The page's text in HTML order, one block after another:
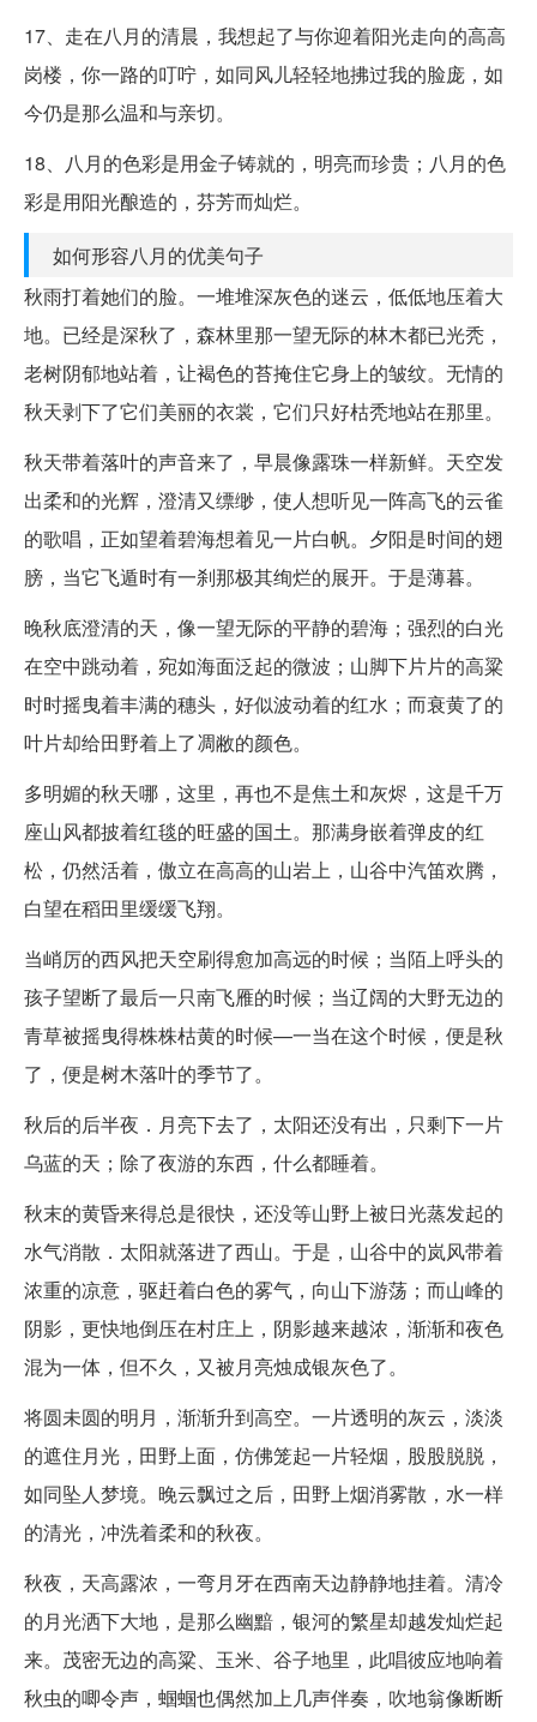
17、走在八月的清晨，我想起了与你迎着阳光走向的高高
岗楼，你一路的叮咛，如同风儿轻轻地拂过我的脸庞，如
今仍是那么温和与亲切。
18、八月的色彩是用金子铸就的，明亮而珍贵；八月的色
彩是用阳光酿造的，芬芳而灿烂。
如何形容八月的优美句子
秋雨打着她们的脸。一堆堆深灰色的迷云，低低地压着大
地。已经是深秋了，森林里那一望无际的林木都已光秃，
老树阴郁地站着，让褐色的苔掩住它身上的皱纹。无情的
秋天剥下了它们美丽的衣裳，它们只好枯秃地站在那里。
秋天带着落叶的声音来了，早晨像露珠一样新鲜。天空发
出柔和的光辉，澄清又缥缈，使人想听见一阵高飞的云雀
的歌唱，正如望着碧海想着见一片白帆。夕阳是时间的翅
膀，当它飞遁时有一刹那极其绚烂的展开。于是薄暮。
晚秋底澄清的天，像一望无际的平静的碧海；强烈的白光
在空中跳动着，宛如海面泛起的微波；山脚下片片的高粱
时时摇曳着丰满的穗头，好似波动着的红水；而衰黄了的
叶片却给田野着上了凋敝的颜色。
多明媚的秋天哪，这里，再也不是焦土和灰烬，这是千万
座山风都披着红毯的旺盛的国土。那满身嵌着弹皮的红
松，仍然活着，傲立在高高的山岩上，山谷中汽笛欢腾，
白望在稻田里缓缓飞翔。
当峭厉的西风把天空刷得愈加高远的时候；当陌上呼头的
孩子望断了最后一只南飞雁的时候；当辽阔的大野无边的
青草被摇曳得株株枯黄的时候—一当在这个时候，便是秋
了，便是树木落叶的季节了。
秋后的后半夜．月亮下去了，太阳还没有出，只剩下一片
乌蓝的天；除了夜游的东西，什么都睡着。
秋末的黄昏来得总是很快，还没等山野上被日光蒸发起的
水气消散．太阳就落进了西山。于是，山谷中的岚风带着
浓重的凉意，驱赶着白色的雾气，向山下游荡；而山峰的
阴影，更快地倒压在村庄上，阴影越来越浓，渐渐和夜色
混为一体，但不久，又被月亮烛成银灰色了。
将圆未圆的明月，渐渐升到高空。一片透明的灰云，淡淡
的遮住月光，田野上面，仿佛笼起一片轻烟，股股脱脱，
如同坠人梦境。晚云飘过之后，田野上烟消雾散，水一样
的清光，冲洗着柔和的秋夜。
秋夜，天高露浓，一弯月牙在西南天边静静地挂着。清冷
的月光洒下大地，是那么幽黯，银河的繁星却越发灿烂起
来。茂密无边的高粱、玉米、谷子地里，此唱彼应地响着
秋虫的唧令声，蝈蝈也偶然加上几声伴奏，吹地翁像断断